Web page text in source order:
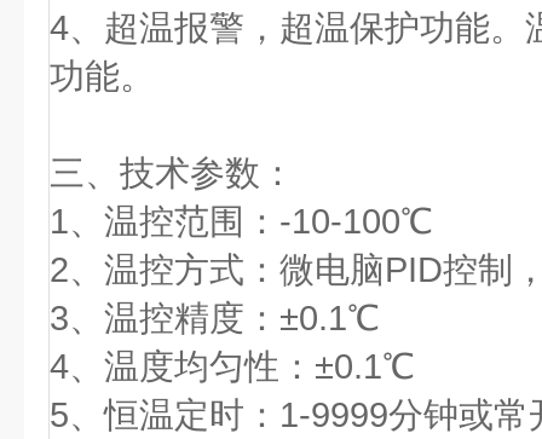
4、超温报警，超温保护功能。
功能。
三、 技术参数：
1、温控范围：-10-100℃
2、温控方式：微电脑PID控制
3、温控精度：±0.1℃
4、温度均匀性：±0.1℃
5、恒温定时：1-9999分钟或常